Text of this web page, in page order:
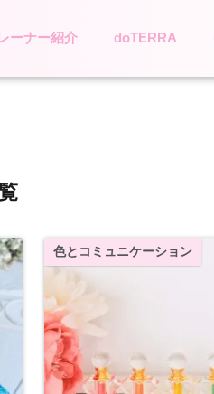
ーナー紹介 doTERRA
色とコミュニケーション